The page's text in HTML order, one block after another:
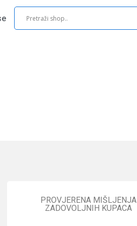
PROVJERENA MIŠLJENJA
ZADOVOLJNIH KUPACA